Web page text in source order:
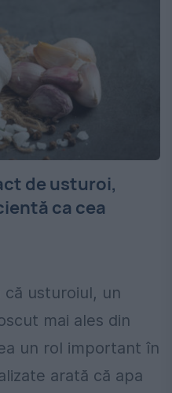
de usturoi,
ca cea
usturoiul, un
mai ales din
un rol important în
arată că apa